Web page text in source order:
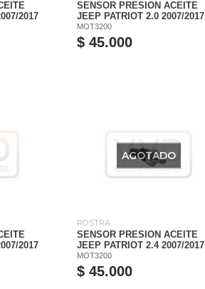
2017
SENSOR PRESION ACEITE
JEEP PATRIOT 2.0 2007/2017
MOT3200
$ 45.000
2017
AGOTADO
ROSTRA
SENSOR PRESION ACEITE
JEEP PATRIOT 2.4 2007/2017
MOT3200
$ 45.000